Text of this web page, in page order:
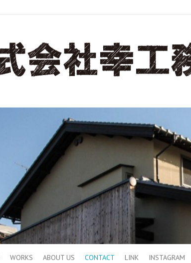
WORKS ABOUT US CONTACT LINK INSTAGRAM